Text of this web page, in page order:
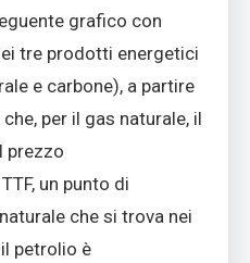
grafico con
tre prodotti energetici
e carbone), a partire
per il gas naturale, il
prezzo
un punto di
che si trova nei
petrolio è